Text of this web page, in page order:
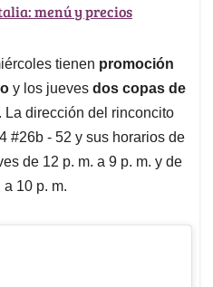
menú y precios
tienen promoción
y los jueves dos copas de
. La dirección del rinconcito
#26b - 52 y sus horarios de
de 12 p. m. a 9 p. m. y de
10 p. m.